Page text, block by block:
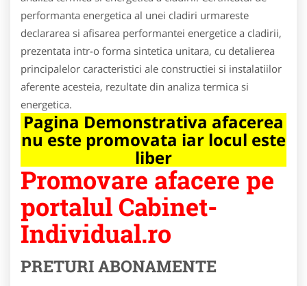
performanta energetica al unei cladiri urmareste
declararea si afisarea performantei energetice a cladirii,
prezentata intr-o forma sintetica unitara, cu detalierea
principalelor caracteristici ale constructiei si instalatiilor
aferente acesteia, rezultate din analiza termica si
energetica.
Pagina Demonstrativa afacerea
nu este promovata iar locul este
liber
Promovare afacere pe
portalul Cabinet-
Individual.ro
PRETURI ABONAMENTE